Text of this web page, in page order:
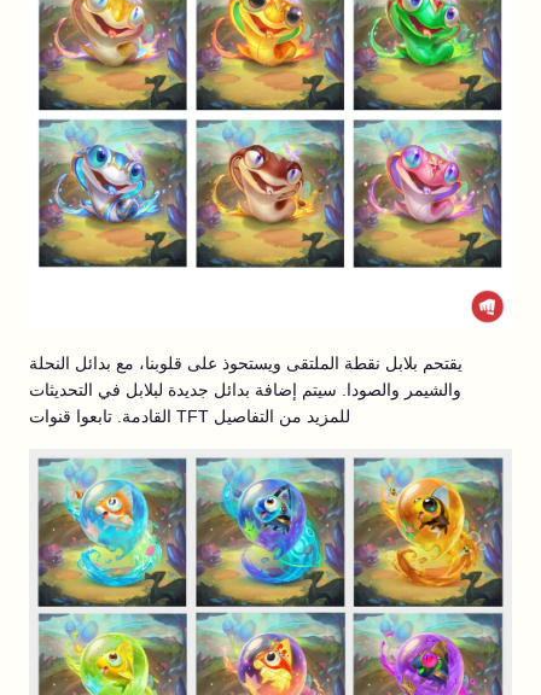
يقتحم بلابل نقطة الملتقى ويستحوذ على قلوبنا، مع بدائل النحلة
والشيمر والصودا. سيتم إضافة بدائل جديدة لبلابل في التحديثات
القادمة. تابعوا قنوات TFT للمزيد من التفاصيل